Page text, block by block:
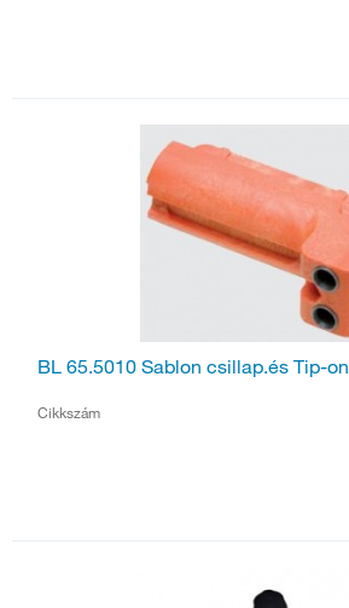
BL 65.5010 Sablon csillap.és Tip-on
Cikkszám